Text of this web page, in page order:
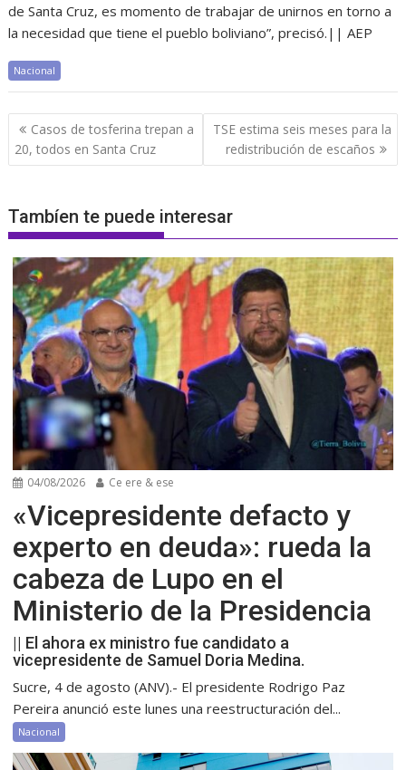
de Santa Cruz, es momento de trabajar de unirnos en torno a
la necesidad que tiene el pueblo boliviano”, precisó.|| AEP
Nacional
Navegación
de
entradas
Casos de tosferina trepan a
20, todos en Santa Cruz
TSE estima seis meses para la
redistribución de escaños
Tambíen te puede interesar
04/08/2026 Ce ere & ese
«Vicepresidente defacto y
experto en deuda»: rueda la
cabeza de Lupo en el
Ministerio de la Presidencia
|| El ahora ex ministro fue candidato a
vicepresidente de Samuel Doria Medina.
Sucre, 4 de agosto (ANV).- El presidente Rodrigo Paz
Pereira anunció este lunes una reestructuración del...
Nacional